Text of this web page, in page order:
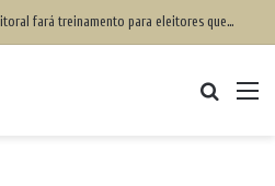
Cruz das Almas: 142ª Zona Eleitoral fará treinamento para eleitores que têm dificuldade para votar; saiba como participar